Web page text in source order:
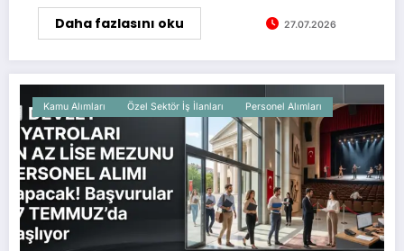
Daha fazlasını oku 27.07.2026
Kamu Alımları Özel Sektör İş İlanları Personel Alımları